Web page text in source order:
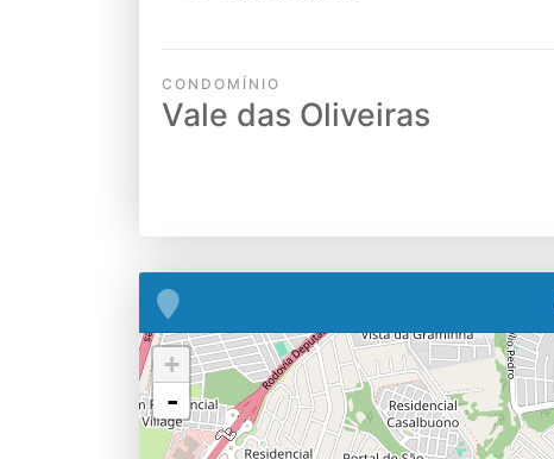
CONDOMÍNIO
Vale das Oliveiras
+
-